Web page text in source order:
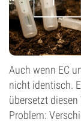
Auch wenn EC
nicht identisch.
übersetzt
Problem: